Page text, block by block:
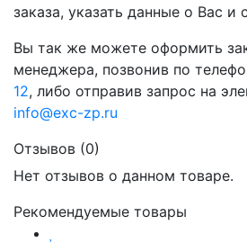
заказа, указать данные о Вас и
Вы так же можете оформить
менеджера, позвонив по
12, либо отправив запрос на
info@exc-zp.ru
Отзывов (0)
Нет отзывов о данном товаре.
Рекомендуемые товары